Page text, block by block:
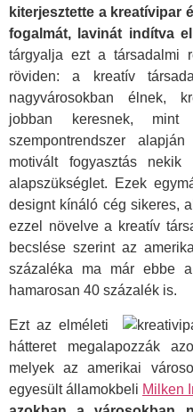
kiterjesztette a kreatívipar
fogalmát, lavinát indítva el
tárgyalja ezt a társadalmi
röviden: a kreatív
nagyvárosokban élnek,
jobban keresnek,
szempontrendszer
motivált fogyasztás
alapszükséglet. Ezek
designt kínáló cég sikeres,
ezzel növelve a kreatív
becslése szerint az
százaléka ma már ebbe
hamarosan 40 százalék is.
Ezt az elméleti
hátteret megalapozzák
melyek az amerikai
egyesült államokbeli Milken